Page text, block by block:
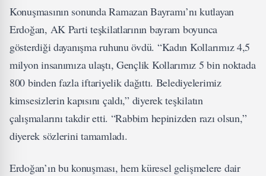
Konuşmasının sonunda Ramazan Bayramı’nı kutlayan
Erdoğan, AK Parti teşkilatlarının bayram boyunca
gösterdiği dayanışma ruhunu övdü. “Kadın Kollarımız 4,5
milyon insanımıza ulaştı, Gençlik Kollarımız 5 bin noktada
800 binden fazla iftariyelik dağıttı. Belediyelerimiz
kimsesizlerin kapısını çaldı,” diyerek teşkilatın
çalışmalarını takdir etti. “Rabbim hepinizden razı olsun,”
diyerek sözlerini tamamladı.
Erdoğan’ın bu konuşması, hem küresel gelişmelere dair